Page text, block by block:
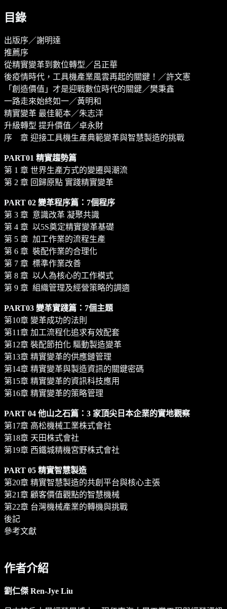
目錄
出版序／謝明達
推薦序
從精實變革到數位轉型／呂正華
後疫情時代，工具機產業風雲再起的關鍵！／許文憲
「創造價值」才是迎戰數位時代的關鍵／樊秉鑫
一路走來始終如一／黃明和
精實變革 最佳範本／朱志洋
升級轉型 提升價值／卓永財
序 章 迎接工具機生產典範變革與智慧製造的挑戰
PART01 精實趨勢篇
第 1 章 世界生產方式的變遷與潮流
第 2 章 回歸原點 實踐精實變革
PART 02 變革程序篇：7個程序
第 3 章 意識改革 凝聚共識
第 4 章 以5S奠定精實變革基礎
第 5 章 加工作業的流程生產
第 6 章 裝配作業的合理化
第 7 章 標準作業改善
第 8 章 以人為核心的工作模式
第 9 章 組織管理及經營策略的調適
PART03 變革實踐篇：7個主題
第10章 變革成功的法則
第11章 加工流程化追求有效配套
第12章 裝配節拍化 驅動製造變革
第13章 精實變革的供應鏈管理
第14章 精實變革與製造資訊的關鍵密碼
第15章 精實變革的資訊科技應用
第16章 精實變革的策略管理
PART 04 他山之石篇：3 家頂尖日本企業的實地觀察
第17章 高松機械工業株式會社
第18章 天田株式會社
第19章 西鐵城精機宮野株式會社
PART 05 精實智慧製造
第20章 精實智慧製造的共創平台與核心主張
第21章 顧客價值觀點的智慧機械
第22章 台灣機械產業的轉機與挑戰
後記
參考文獻
作者介紹
劉仁傑 Ren-Jye Liu